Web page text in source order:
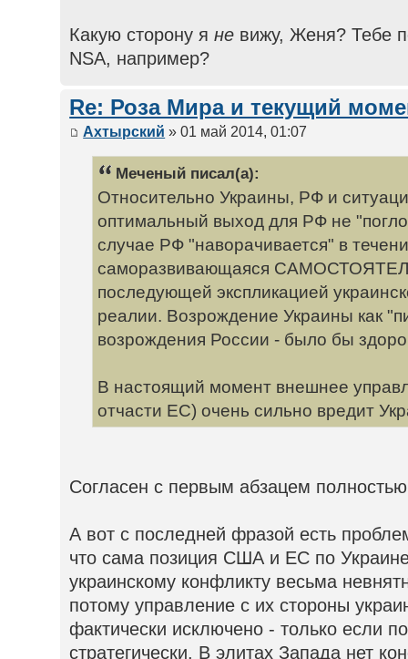
Какую сторону яне вижу, Женя? Тебе
NSA, например?
Re: Роза Мира и текущий
Ахтырский » 01 май 2014, 01:07
Меченый писал(а):
Относительно Украины, РФ и
оптимальный выход для РФ не
случае РФ "наворачивается" в
саморазвивающаяся
последующей экспликацией
реалии. Возрождение Украины как
возрождения России - было бы
В настоящий момент внешнее
отчасти ЕС) очень сильно вредит
Согласен с первым абзацем
А вот с последней фразой есть
что сама позиция США и ЕС по
украинскому конфликту весьма
потому управление с их стороны
фактически исключено - только если
стратегически. В элитах Запада нет